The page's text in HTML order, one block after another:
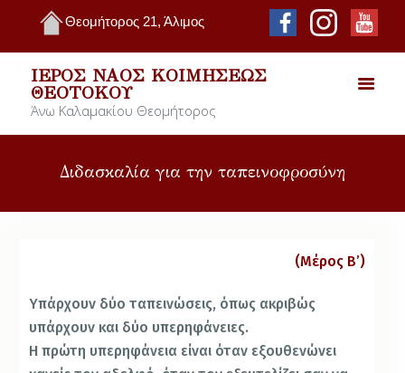
Θεομήτορος 21, Άλιμος
ΙΕΡΌΣ ΝΑΌΣ ΚΟΙΜΉΣΕΩΣ
ΘΕΟΤΌΚΟΥ
Άνω Καλαμακίου Θεομήτορος
Διδασκαλία για την ταπεινοφροσύνη
(Μέρος Β’)
Υπάρχουν δύο ταπεινώσεις, όπως ακριβώς
υπάρχουν και δύο υπερηφάνειες.
Η πρώτη υπερηφάνεια είναι όταν εξουθενώνει